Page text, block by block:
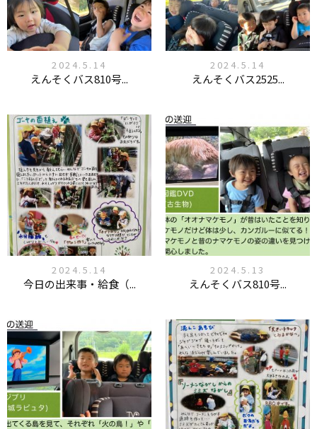
2024.5.14
えんそくバス810号...
2024.5.14
えんそくバス2525...
2024.5.14
今日の出来事・給食（...
2024.5.13
えんそくバス810号...